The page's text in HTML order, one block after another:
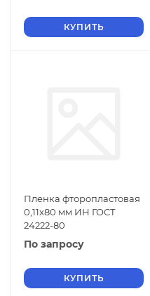
КУПИТЬ
Пленка фторопластовая
0,11х80 мм ИН ГОСТ
24222-80
По запросу
КУПИТЬ